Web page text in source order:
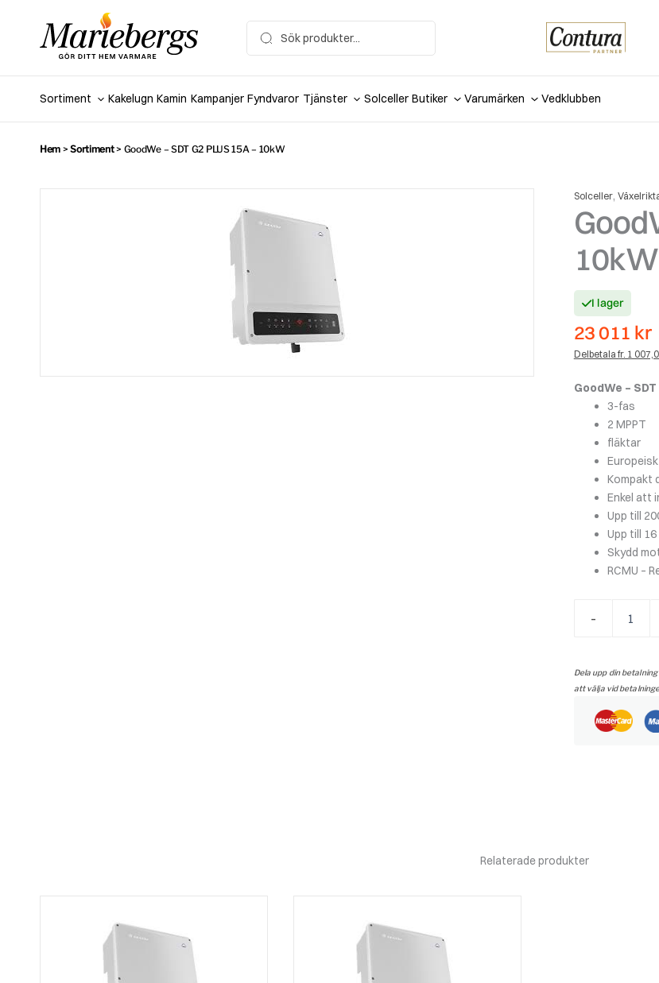
for:
Sortiment Kakelugn Kamin Kampanjer Fyndvaror Tjänster Solceller Butiker Varumärken Vedklubben
Hem >Sortiment> GoodWe – SDT G2 PLUS 15A – 10kW
Solceller,
10kW
I lager
23 011 kr
Delbetala fr. 1
GoodWe – SDT
3-fas
2 MPPT
fläktar
Kompakt
Enkel att
Upp till
Upp till
Skydd
RCMU –
-
PLUS
15A
10kW
mängd
Dela upp din
att välja vid
Relaterade produkter